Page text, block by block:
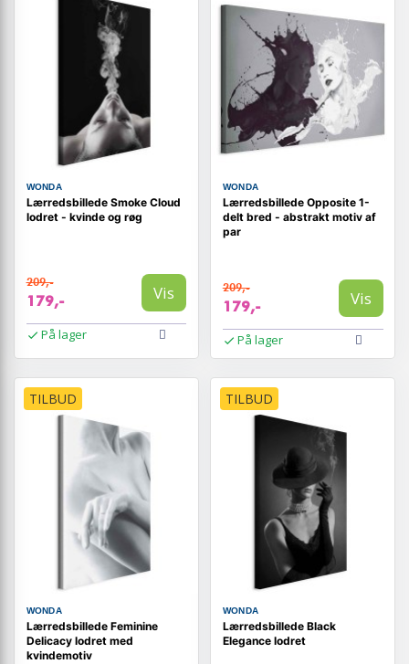
WONDA
Lærredsbillede Smoke Cloud
lodret - kvinde og røg
209,-
179,- Vis
På lager
WONDA
Lærredsbillede Opposite 1-
delt bred - abstrakt motiv af
par
209,-
179,- Vis
På lager
TILBUD
WONDA
Lærredsbillede Feminine
Delicacy lodret med
kvindemotiv
TILBUD
WONDA
Lærredsbillede Black
Elegance lodret